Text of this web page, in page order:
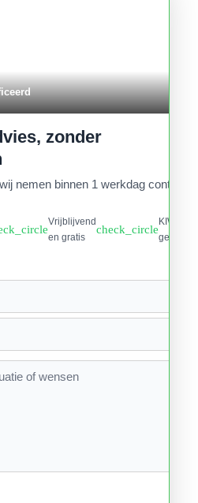
zonder
nemen binnen 1 werkdag contact
Vrijblijvend
en gratis
check_circle
KIWA